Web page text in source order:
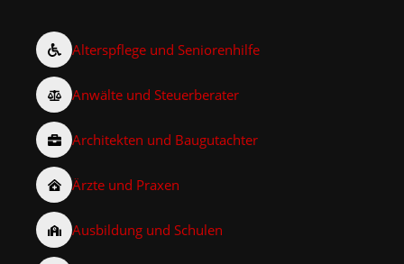
Alterspflege und Seniorenhilfe
Anwälte und Steuerberater
Architekten und Baugutachter
Ärzte und Praxen
Ausbildung und Schulen